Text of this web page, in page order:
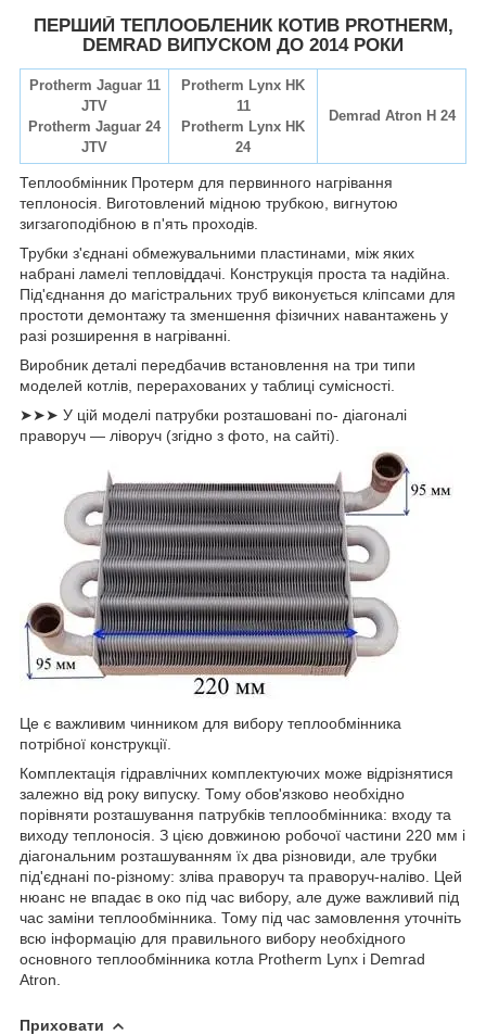
ПЕРШИЙ ТЕПЛООБЛЕНИК КОТИВ PROTHERM,
DEMRAD ВИПУСКОМ ДО 2014 РОКИ
Protherm Jaguar 11
JTV
Protherm Jaguar 24
JTV
Protherm Lynx HK
11
Protherm Lynx HK
24
Demrad Atron H 24
Теплообмінник Протерм для первинного нагрівання
теплоносія. Виготовлений мідною трубкою, вигнутою
зигзагоподібною в п'ять проходів.
Трубки з'єднані обмежувальними пластинами, між яких
набрані ламелі тепловіддачі. Конструкція проста та надійна.
Під'єднання до магістральних труб виконується кліпсами для
простоти демонтажу та зменшення фізичних навантажень у
разі розширення в нагріванні.
Виробник деталі передбачив встановлення на три типи
моделей котлів, перерахованих у таблиці сумісності.
➤➤➤ У цій моделі патрубки розташовані по- діагоналі
праворуч — ліворуч (згідно з фото, на сайті).
Це є важливим чинником для вибору теплообмінника
потрібної конструкції.
Комплектація гідравлічних комплектуючих може відрізнятися
залежно від року випуску. Тому обов'язково необхідно
порівняти розташування патрубків теплообмінника: входу та
виходу теплоносія. З цією довжиною робочої частини 220 мм і
діагональним розташуванням їх два різновиди, але трубки
під'єднані по-різному: зліва праворуч та праворуч-наліво. Цей
нюанс не впадає в око під час вибору, але дуже важливий під
час заміни теплообмінника. Тому під час замовлення уточніть
всю інформацію для правильного вибору необхідного
основного теплообмінника котла Protherm Lynx і Demrad
Atron.
Приховати